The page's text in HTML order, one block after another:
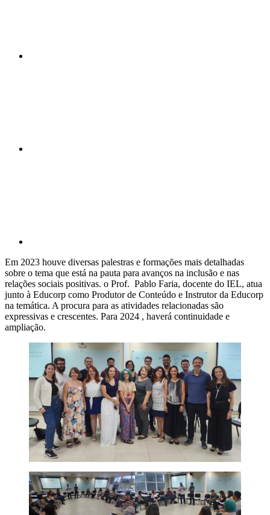
Em 2023 houve diversas palestras e formações mais detalhadas
sobre o tema que está na pauta para avanços na inclusão e nas
relações sociais positivas. o Prof. Pablo Faria, docente do IEL, atua
junto à Educorp como Produtor de Conteúdo e Instrutor da Educorp
na temática. A procura para as atividades relacionadas são
expressivas e crescentes. Para 2024 , haverá continuidade e
ampliação.